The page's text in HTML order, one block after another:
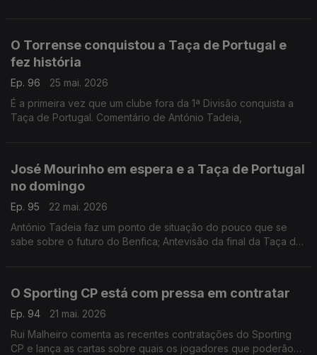
O Torrense conquistou a Taça de Portugal e
fez história
Ep. 96
25 mai. 2026
É a primeira vez que um clube fora da 1ª Divisão conquista a
Taça de Portugal. Comentário de António Tadeia,
José Mourinho em espera e a Taça de Portugal
no domingo
Ep. 95
22 mai. 2026
António Tadeia faz um ponto de situação do pouco que se
sabe sobre o futuro do Benfica; Antevisão da final da Taça de
O Sporting CP está com pressa em contratar
Ep. 94
21 mai. 2026
Rui Malheiro comenta as recentes contratações do Sporting
CP e lança as cartas sobre quais os jogadores que poderão